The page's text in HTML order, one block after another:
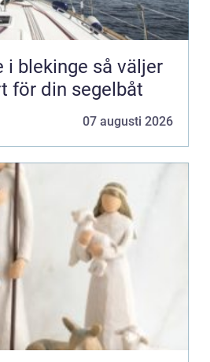
så väljer
för din segelbåt
07 augusti 2026